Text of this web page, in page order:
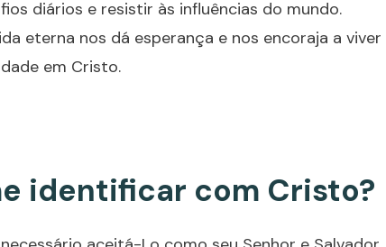
diários e resistir às influências do mundo.
eterna nos dá esperança e nos encoraja a viver
em Cristo.
identificar com Cristo?